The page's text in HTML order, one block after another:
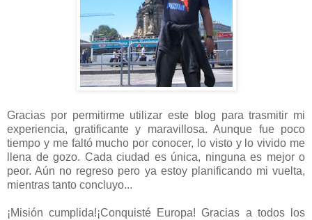
Gracias por permitirme utilizar este blog para trasmitir mi
experiencia, gratificante y maravillosa. Aunque fue poco
tiempo y me faltó mucho por conocer, lo visto y lo vivido me
llena de gozo. Cada ciudad es única, ninguna es mejor o
peor. Aún no regreso pero ya estoy planificando mi vuelta,
mientras tanto concluyo...
¡Misión cumplida!¡Conquisté Europa! Gracias a todos los